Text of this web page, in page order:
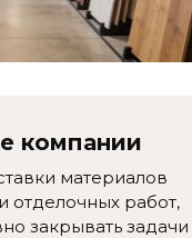
компании
материалов
отделочных работ,
закрывать задачи